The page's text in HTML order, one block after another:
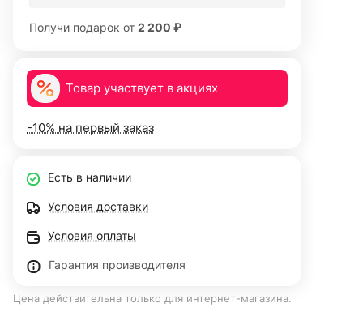
Получи подарок от 2 200 ₽
Товар участвует в акциях
-10% на первый заказ
Есть в наличии
Условия доставки
Условия оплаты
Гарантия производителя
Цена действительна только для интернет-магазина.